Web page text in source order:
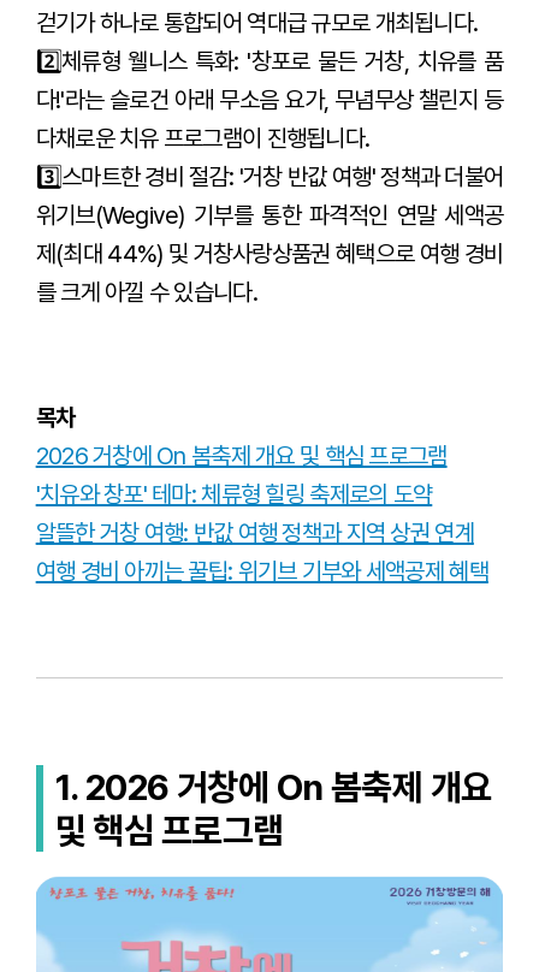
걷기가 하나로 통합되어 역대급 규모로 개최됩니다.
2️⃣체류형 웰니스 특화: '창포로 물든 거창, 치유를 품
다!'라는 슬로건 아래 무소음 요가, 무념무상 챌린지 등
다채로운 치유 프로그램이 진행됩니다.
3️⃣스마트한 경비 절감: '거창 반값 여행' 정책과 더불어
위기브(Wegive) 기부를 통한 파격적인 연말 세액공
제(최대 44%) 및 거창사랑상품권 혜택으로 여행 경비
를 크게 아낄 수 있습니다.
목차
2026 거창에 On 봄축제 개요 및 핵심 프로그램
'치유와 창포' 테마: 체류형 힐링 축제로의 도약
알뜰한 거창 여행: 반값 여행 정책과 지역 상권 연계
여행 경비 아끼는 꿀팁: 위기브 기부와 세액공제 혜택
1. 2026 거창에 On 봄축제 개요
및 핵심 프로그램